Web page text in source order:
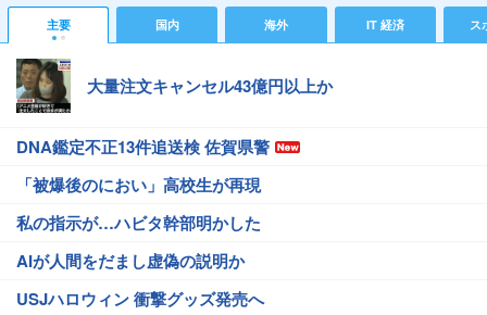
主要 国内 海外 IT 経済 ス
大量注文キャンセル43億円以上か
DNA鑑定不正13件追送検 佐賀県警
「被爆後のにおい」高校生が再現
私の指示が…ハビタ幹部明かした
AIが人間をだまし虚偽の説明か
USJハロウィン 衝撃グッズ発売へ